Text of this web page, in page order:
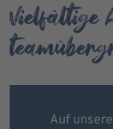
Vielfältige
Auf